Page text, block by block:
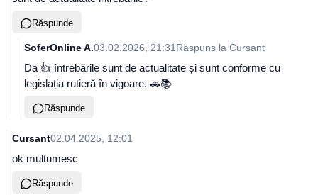
Răspunde
SoferOnline A.03.02.2026, 21:31 Răspuns la Cursant
Da 👍 întrebările sunt de actualitate și sunt conforme cu
legislația rutieră în vigoare. 🚗📚
Răspunde
Cursant02.04.2025, 12:01
ok multumesc
Răspunde